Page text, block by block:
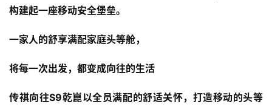
构建起一座移动安全堡垒。
一家人的舒享满配家庭头等舱，
将每一次出发，都变成向往的生活
传祺向往S9乾崑以全员满配的舒适关怀，打造移动的头等